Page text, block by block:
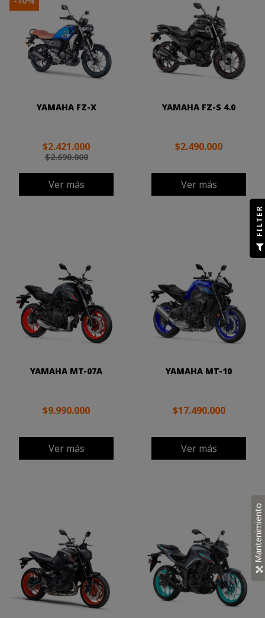
YAMAHA FZ-X
$2.690.000
$2.421.000
Ver más
YAMAHA FZ-S 4.0
$2.490.000
Ver más
YAMAHA MT-07A
$9.990.000
Ver más
YAMAHA MT-10
$17.490.000
Ver más
Mantenimiento
R